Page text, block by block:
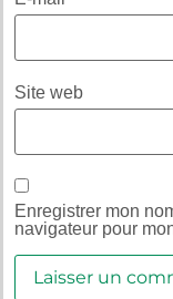
Site web
Enregistrer mon
navigateur pour